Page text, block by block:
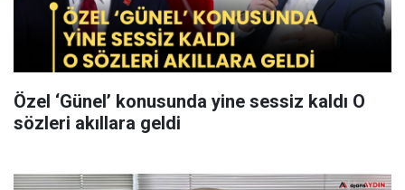
Özel ‘Günel’ konusunda yine sessiz kaldı O
sözleri akıllara geldi